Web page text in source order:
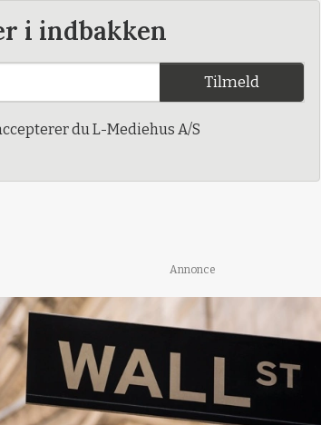
i indbakken
Tilmeld
du L-Mediehus A/S
Annonce